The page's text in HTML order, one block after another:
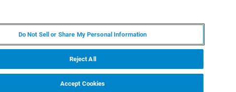
Do Not Sell or Share My Personal Information
Reject All
Accept Cookies